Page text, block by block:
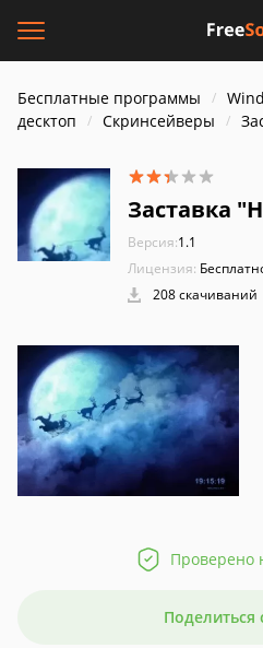
Бесплатные программы
десктоп
Скринсейверы
Заставка
Версия:1.1
Лицензия:
208 скачиваний
Проверено
Поделиться